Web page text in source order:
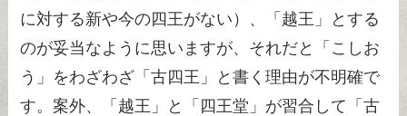
に対する新や今の四王がない）、「越王」とする
のが妥当なように思いますが、それだと「こしお
う」をわざわざ「古四王」と書く理由が不明確で
す。案外、「越王」と「四王堂」が習合して「古